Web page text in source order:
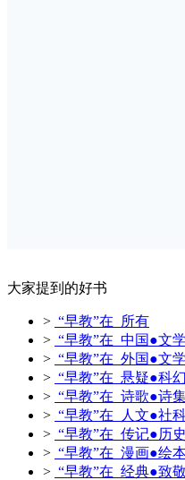
大家提到的好书
> “早教”在 所有
> “早教”在 中国●文学
> “早教”在 外国●文学
> “早教”在 悬疑●科幻
> “早教”在 诗歌●诗
> “早教”在 人文●社
> “早教”在 传记●历史
> “早教”在 漫画●绘
> “早教”在 经典●致敬